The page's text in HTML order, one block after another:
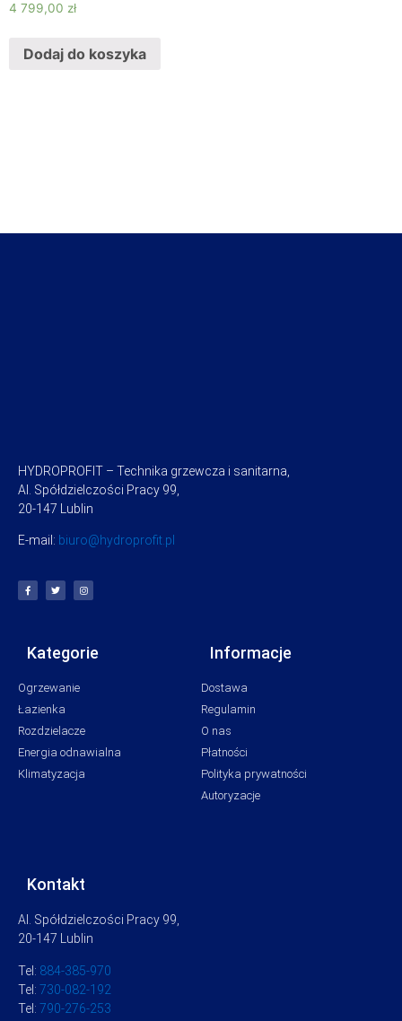
4 799,00 zł
Dodaj do koszyka
HYDROPROFIT – Technika grzewcza i sanitarna,
Al. Spółdzielczości Pracy 99,
20-147 Lublin
E-mail: biuro@hydroprofit.pl
Kategorie
Ogrzewanie
Łazienka
Rozdzielacze
Energia odnawialna
Klimatyzacja
Informacje
Dostawa
Regulamin
O nas
Płatności
Polityka prywatności
Autoryzacje
Kontakt
Al. Spółdzielczości Pracy 99,
20-147 Lublin
Tel: 884-385-970
Tel: 730-082-192
Tel: 790-276-253